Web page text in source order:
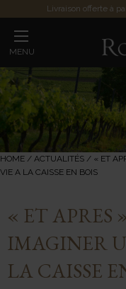
Livraison offerte à
MENU
HOME / ACTUALITÉS / « ET
VIE A LA CAISSE EN BOIS
« ET APRES
IMAGINER
LA CAISSE